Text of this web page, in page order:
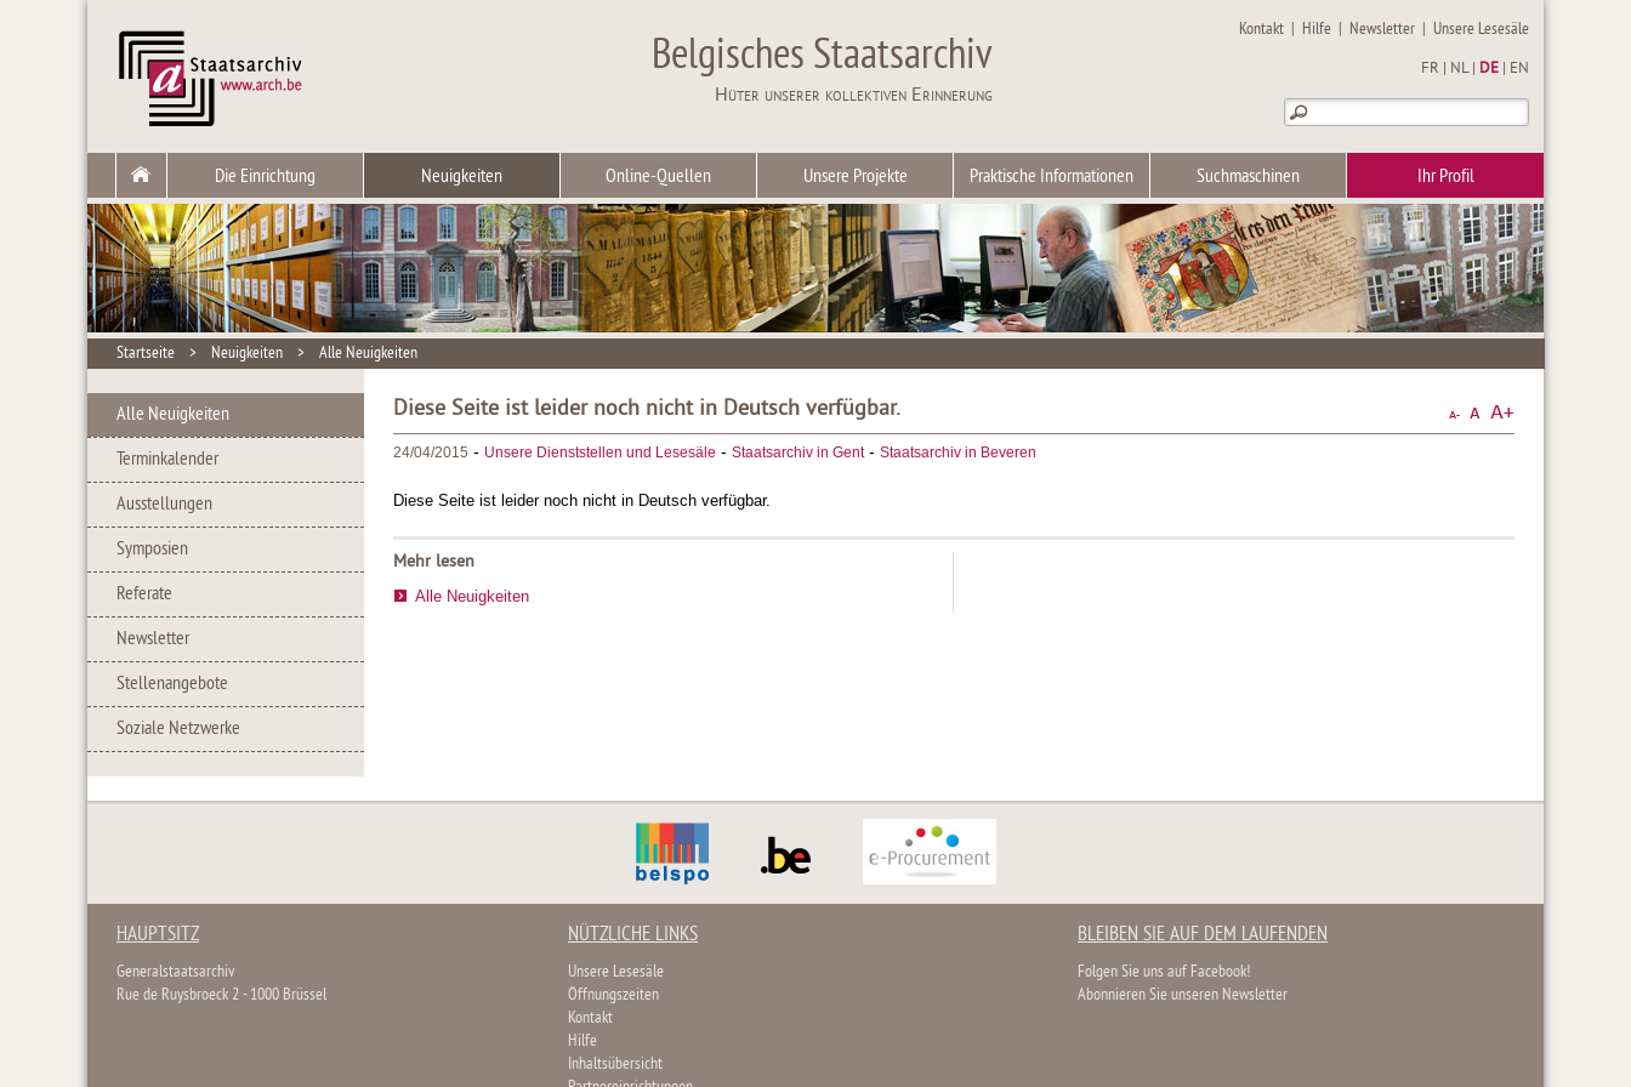
Belgisches Staatsarchiv
Hüter unserer kollektiven Erinnerung
Kontakt | Hilfe | Newsletter | Unsere Lesesäle
FR NL| DE EN
Die Einrichtung Neuigkeiten Online-Quellen Unsere Projekte Praktische Informationen Suchmaschinen Ihr Profil
Startseite > Neuigkeiten > Alle Neuigkeiten
Alle Neuigkeiten
Terminkalender
Ausstellungen
Symposien
Referate
Newsletter
Stellenangebote
Soziale Netzwerke
Diese Seite ist leider noch nicht in Deutsch verfügbar.
24/04/2015 - Unsere Dienststellen und Lesesäle - Staatsarchiv in Gent- Staatsarchiv in Beveren
Diese Seite ist leider noch nicht in Deutsch verfügbar.
Mehr lesen
Alle Neuigkeiten
HAUPTSITZ
Generalstaatsarchiv
Rue de Ruysbroeck 2 - 1000 Brüssel
NÜTZLICHE LINKS
Unsere Lesesäle
Öffnungszeiten
Kontakt
Hilfe
Inhaltsübersicht
BLEIBEN SIE AUF DEM LAUFENDEN
Folgen Sie uns auf Facebook!
Abonnieren Sie unseren Newsletter